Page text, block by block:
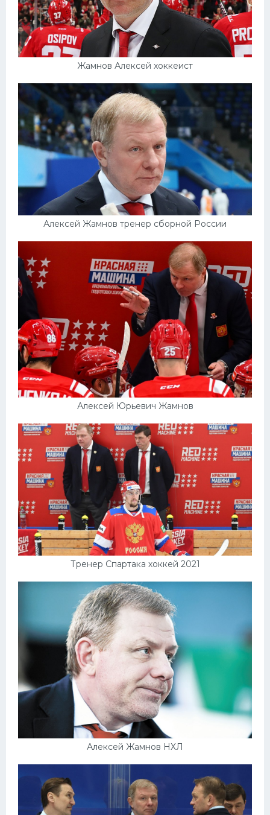
Жамнов Алексей хоккеист
Алексей Жамнов тренер сборной России
Алексей Юрьевич Жамнов
Тренер Спартака хоккей 2021
Алексей Жамнов НХЛ